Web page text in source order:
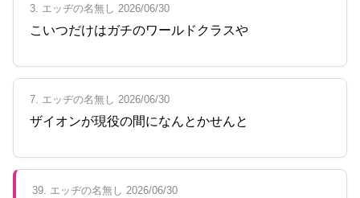
3. エッヂの名無し 2026/06/30
こいつだけはガチのワールドクラスや
7. エッヂの名無し 2026/06/30
ザイオンが現役の間になんとかせんと
39. エッヂの名無し 2026/06/30